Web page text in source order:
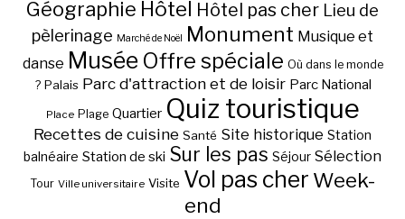
Géographie Hôtel Hôtel pas cher Lieu de
pèlerinage Marché de Noël Monument Musique et
danse Musée Offre spéciale Où dans le monde
? Palais Parc d'attraction et de loisir Parc National
Place Plage Quartier Quiz touristique
Recettes de cuisine Santé Site historique Station
balnéaire Station de ski Sur les pas Séjour Sélection
Tour Ville universitaire Visite Vol pas cher Week-
end